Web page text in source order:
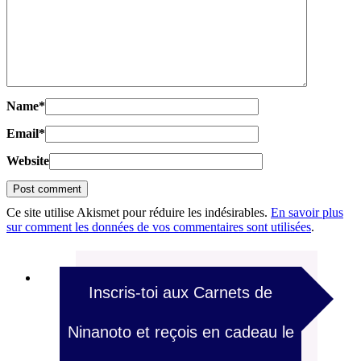
Name*
Email*
Website
Ce site utilise Akismet pour réduire les indésirables. En savoir plus
sur comment les données de vos commentaires sont utilisées.
Inscris-toi aux Carnets de
Ninanoto et reçois en cadeau le